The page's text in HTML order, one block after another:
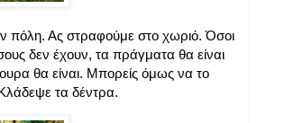
πόλη. Ας στραφούμε στο χωριό. Όσοι
δεν έχουν, τα πράγματα θα είναι
θα είναι. Μπορείς όμως να το
τα δέντρα.